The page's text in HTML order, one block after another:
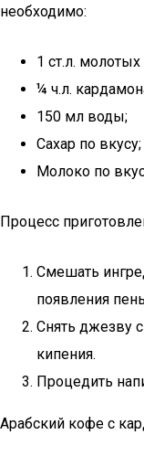
необходимо:
1 ст.л.
¼ ч.л.
150 мл воды;
Сахар по вкусу;
Молоко по
Процесс
Смешать
появления
Снять джезву
кипения.
Процедить
Арабский кофе с